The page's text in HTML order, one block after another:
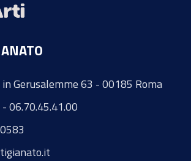
in Gerusalemme 63 - 00185 Roma
-06.70.45.41.00